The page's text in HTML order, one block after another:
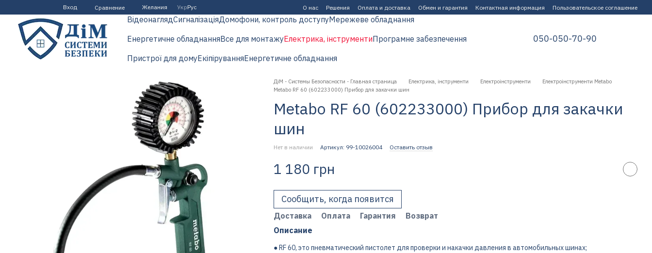
Перейти к основному контенту
Вход Сравнение Желания УкрРус О нас Решения Оплата и доставка Обмен и гарантия Контактная информация Пользовательское соглашение
ВідеонаглядСигналізаціяДомофони, контроль доступуМережеве обладнання
Енергетичне обладнанняВсе для монтажуЕлектрика, інструментиПрограмне забезпечення
Пристрої для домуЕкіпіруванняЕнергетичне обладнання
050-050-70-90
ДіМ - Системы Безопасности - Главная страница Електрика, інструменти Електроінструменти
Електроінструменти Metabo
Metabo RF 60 (602233000) Прибор для закачки шин
Metabo RF 60 (602233000) Прибор для закачки
шин
Нет в наличии Артикул: 99-10026004 Оставить отзыв
1 180 грн
Сообщить, когда появится
Доставка Оплата Гарантия
Возврат
Описание
● RF 60, это пневматический пистолет для проверки и накачки давления в автомобильных шинах;